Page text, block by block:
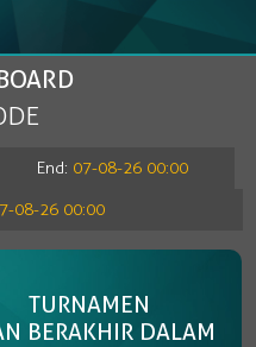
End: 07-08-26 00:00
08-26 00:00
TURNAMEN
BERAKHIR DALAM